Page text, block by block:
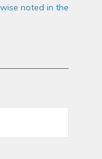
noted in the